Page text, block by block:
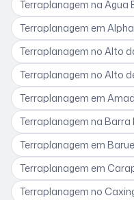
Terraplanagem na Água
Terraplanagem em
Terraplanagem no Alto
Terraplanagem no Alto
Terraplanagem em
Terraplanagem na Barra
Terraplanagem em
Terraplanagem em
Terraplanagem no